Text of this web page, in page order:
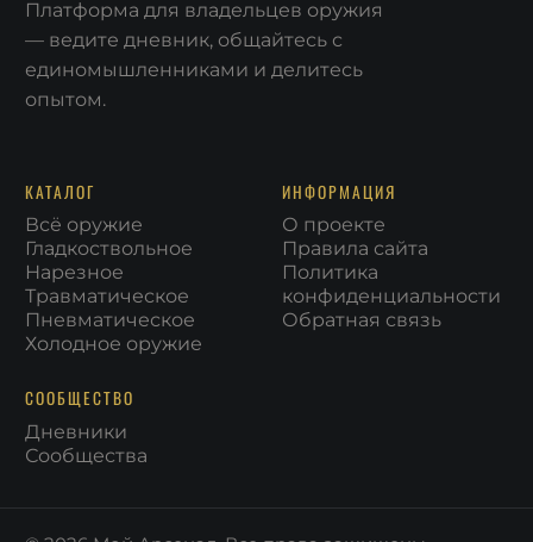
Платформа для владельцев оружия
— ведите дневник, общайтесь с
единомышленниками и делитесь
опытом.
КАТАЛОГ
Всё оружие
Гладкоствольное
Нарезное
Травматическое
Пневматическое
Холодное оружие
СООБЩЕСТВО
Дневники
Сообщества
ИНФОРМАЦИЯ
О проекте
Правила сайта
Политика
конфиденциальности
Обратная связь